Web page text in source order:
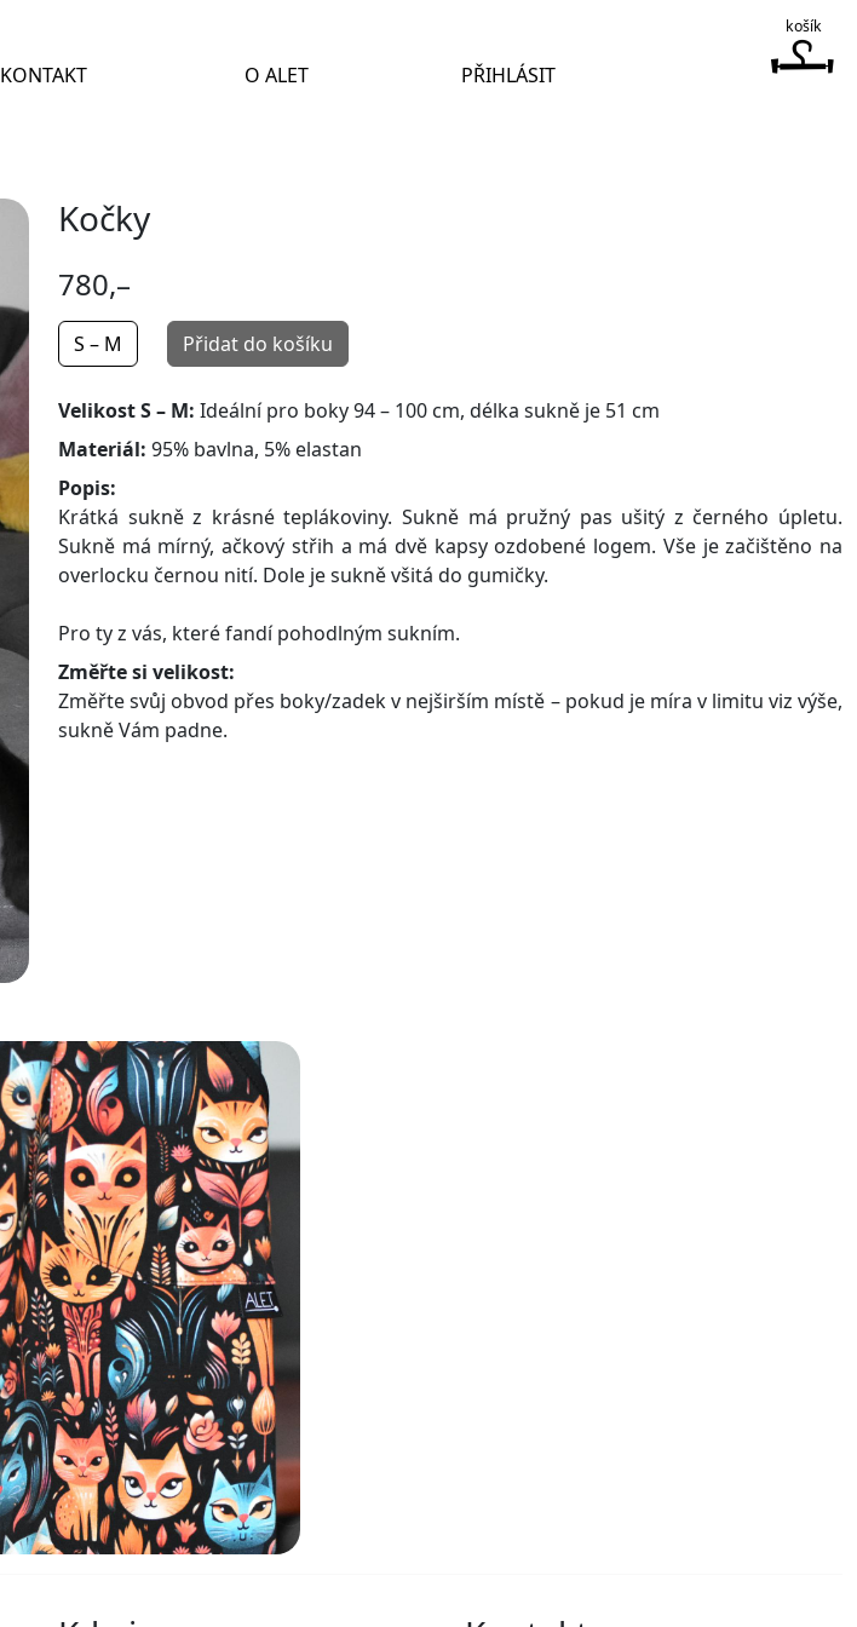
KONTAKT O ALET PŘIHLÁSIT
košík
Kočky
780,–
S – M Přidat do košíku
Velikost S – M: Ideální pro boky 94 – 100 cm, délka sukně je 51 cm
Materiál: 95% bavlna, 5% elastan
Popis:
Krátká sukně z krásné teplákoviny. Sukně má pružný pas ušitý z černého úpletu.
Sukně má mírný, ačkový střih a má dvě kapsy ozdobené logem. Vše je začištěno na
overlocku černou nití. Dole je sukně všitá do gumičky.
Pro ty z vás, které fandí pohodlným sukním.
Změřte si velikost:
Změřte svůj obvod přes boky/zadek v nejširším místě – pokud je míra v limitu viz výše,
sukně Vám padne.